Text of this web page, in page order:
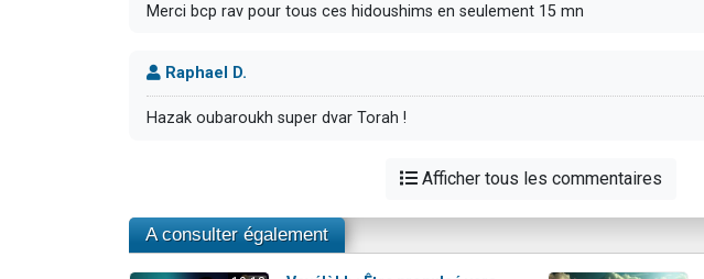
Merci bcp rav pour tous ces hidoushims en seulement 15 mn
Raphael D.
Hazak oubaroukh super dvar Torah !
Afficher tous les commentaires
A consulter également